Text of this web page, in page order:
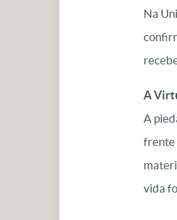
Na
A
A
frente
vida